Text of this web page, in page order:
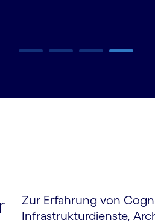
Zur Erfahrung von
Infrastrukturdienste,